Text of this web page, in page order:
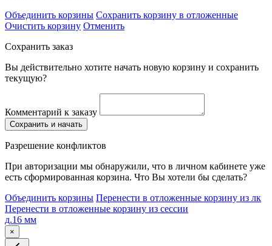
Объединить корзины Сохранить корзину в отложенные
Очистить корзину Отменить
Сохранить заказ
Вы действительно хотите начать новую корзину и сохранить
текущую?
Комментарий к заказу
Сохранить и начать
Разрешение конфликтов
При авторизации мы обнаружили, что в личном кабинете уже
есть сформированная корзина. Что Вы хотели бы сделать?
Объединить корзины Перенести в отложенные корзину из лк
Перенести в отложенные корзину из сессии
д.16 мм
×